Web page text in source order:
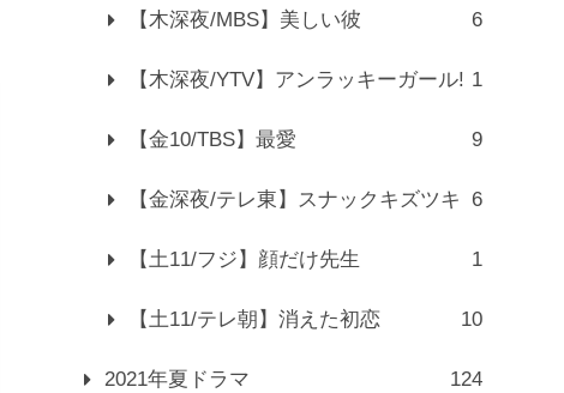
【木深夜/MBS】美しい彼 6
【木深夜/YTV】アンラッキーガール! 1
【金10/TBS】最愛 9
【金深夜/テレ東】スナックキズツキ 6
【土11/フジ】顔だけ先生 1
【土11/テレ朝】消えた初恋 10
2021年夏ドラマ 124